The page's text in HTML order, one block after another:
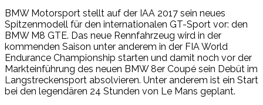
BMW Motorsport stellt auf der IAA 2017 sein neues
Spitzenmodell für den internationalen GT-Sport vor: den
BMW M8 GTE. Das neue Rennfahrzeug wird in der
kommenden Saison unter anderem in der FIA World
Endurance Championship starten und damit noch vor der
Markteinführung des neuen BMW 8er Coupé sein Debüt im
Langstreckensport absolvieren. Unter anderem ist ein Start
bei den legendären 24 Stunden von Le Mans geplant.